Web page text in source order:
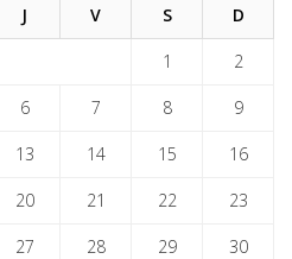
J V S D
1 2
6 7 8 9
13 14 15 16
20 21 22 23
27 28 29 30